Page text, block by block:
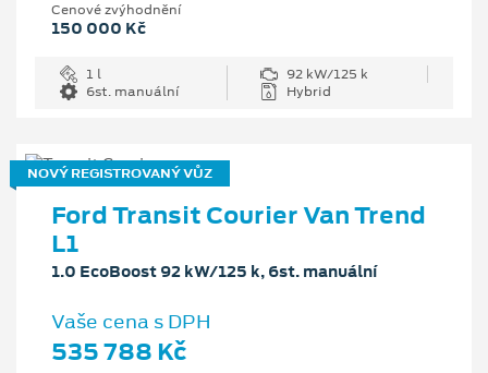
Cenové zvýhodnění
150 000 Kč
1 l
92 kW/125 k
6st. manuální
Hybrid
NOVÝ REGISTROVANÝ VŮZ
Ford Transit Courier Van Trend
L1
1.0 EcoBoost 92 kW/125 k, 6st. manuální
Vaše cena s DPH
535 788 Kč